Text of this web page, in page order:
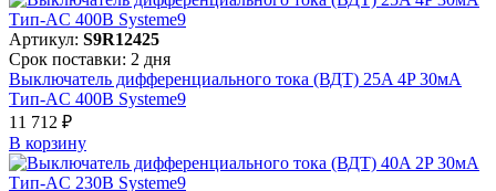
Артикул: S9R12425
Срок поставки: 2 дня
Выключатель дифференциального тока (ВДТ) 25A 4P 30мА
Тип-AC 400В Systeme9
11 712 ₽
В корзинy